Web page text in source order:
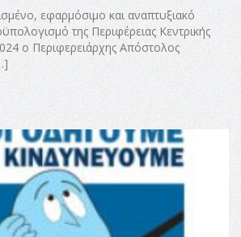
εφαρμόσιμο και αναπτυξιακό
της Περιφέρειας Κεντρικής
ο Περιφερειάρχης Απόστολος